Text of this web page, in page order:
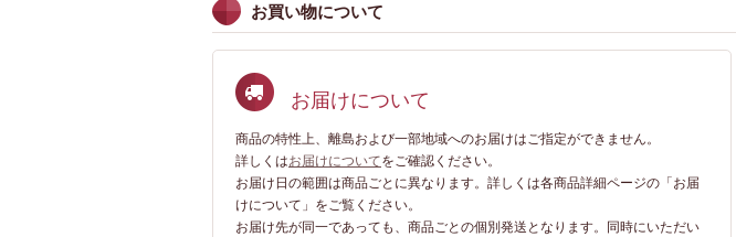
お買い物について
お届けについて
商品の特性上、離島および一部地域へのお届けはご指定ができません。
詳しくはお届けについてをご確認ください。
お届け日の範囲は商品ごとに異なります。詳しくは各商品詳細ページの「お届
けについて」をご覧ください。
お届け先が同一であっても、商品ごとの個別発送となります。同時にいただい